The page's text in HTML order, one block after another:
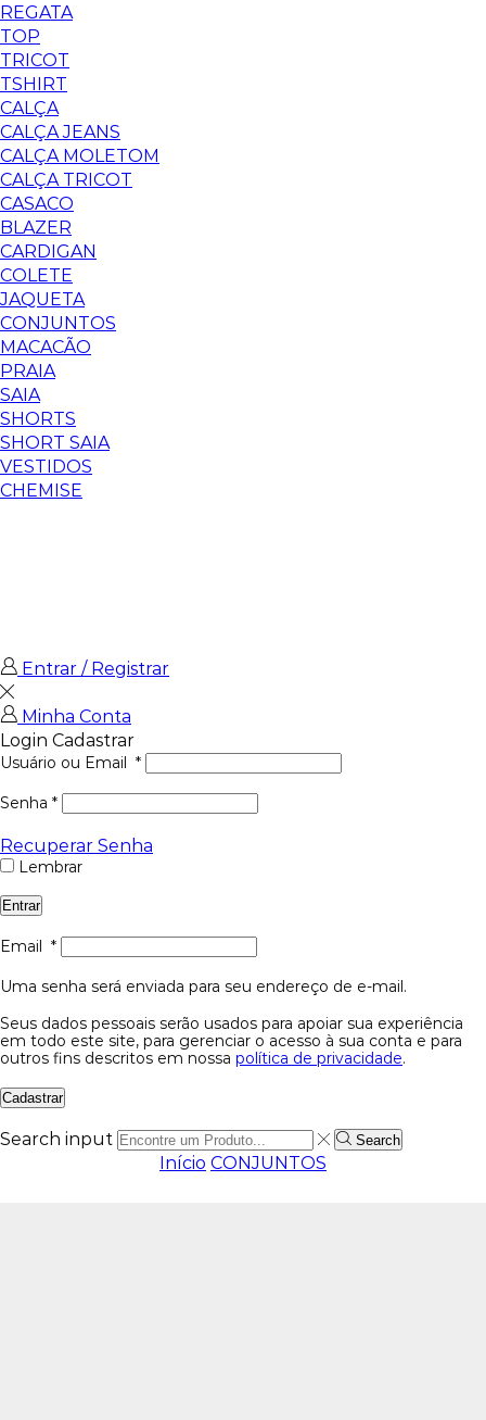
REGATA
TOP
TRICOT
TSHIRT
CALÇA
CALÇA JEANS
CALÇA MOLETOM
CALÇA TRICOT
CASACO
BLAZER
CARDIGAN
COLETE
JAQUETA
CONJUNTOS
MACACÃO
PRAIA
SAIA
SHORTS
SHORT SAIA
VESTIDOS
CHEMISE
Entrar / Registrar
Minha Conta
Login Cadastrar
Usuário ou Email *
Senha *
Recuperar Senha
Lembrar
Entrar
Email *
Uma senha será enviada para seu endereço de e-mail.
Seus dados pessoais serão usados para apoiar sua experiência
em todo este site, para gerenciar o acesso à sua conta e para
outros fins descritos em nossa política de privacidade.
Cadastrar
Search input Search
Início CONJUNTOS